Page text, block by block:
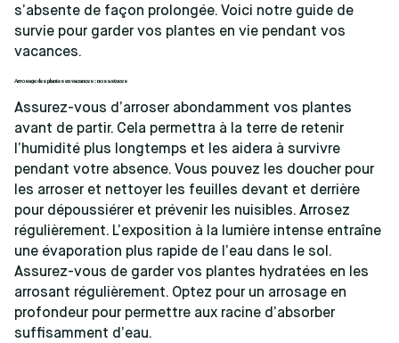
s’absente de façon prolongée. Voici notre guide de
survie pour garder vos plantes en vie pendant vos
vacances.
Arrosage des plantes en vacances : nos astuces
Assurez-vous d’arroser abondamment vos plantes
avant de partir. Cela permettra à la terre de retenir
l’humidité plus longtemps et les aidera à survivre
pendant votre absence. Vous pouvez les doucher pour
les arroser et nettoyer les feuilles devant et derrière
pour dépoussiérer et prévenir les nuisibles. Arrosez
régulièrement. L’exposition à la lumière intense entraîne
une évaporation plus rapide de l’eau dans le sol.
Assurez-vous de garder vos plantes hydratées en les
arrosant régulièrement. Optez pour un arrosage en
profondeur pour permettre aux racine d’absorber
suffisamment d’eau.